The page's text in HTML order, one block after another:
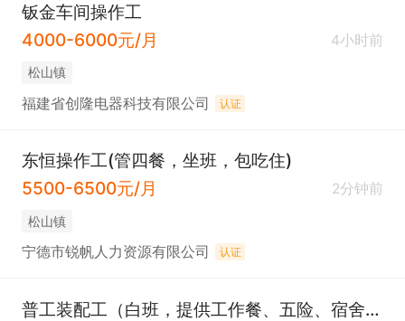
钣金车间操作工
4000-6000元/月
4小时前
松山镇
福建省创隆电器科技有限公司 认证
东恒操作工(管四餐，坐班，包吃住)
5500-6500元/月
2分钟前
松山镇
宁德市锐帆人力资源有限公司 认证
普工装配工（白班，提供工作餐、五险、宿舍、法定节假日、节日福利、免费培训等，请直接电话咨询）